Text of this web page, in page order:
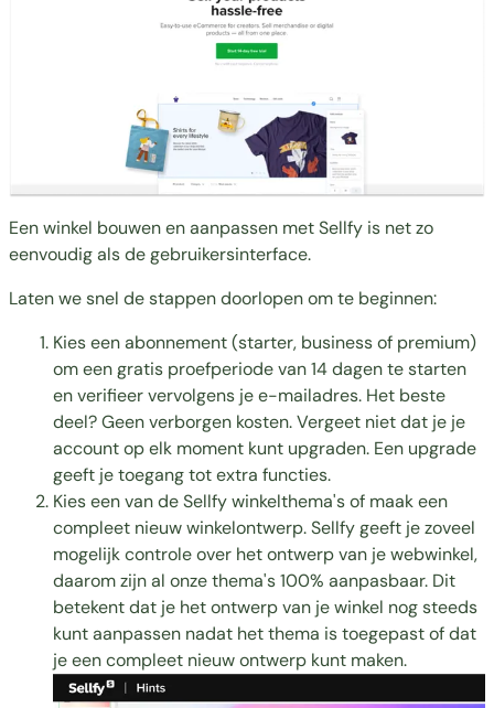
Een winkel bouwen en aanpassen met Sellfy is net zo
eenvoudig als de gebruikersinterface.
Laten we snel de stappen doorlopen om te beginnen:
Kieseen abonnement(starter, business of premium)
om een gratis proefperiode van 14 dagen te starten
en verifieer vervolgens je e-mailadres. Het beste
deel? Geen verborgen kosten. Vergeet niet dat je je
account op elk moment kunt upgraden. Een upgrade
geeft je toegang tot extra functies.
Kies een van de Sellfy winkelthema's of maak een
compleet nieuw winkelontwerp. Sellfy geeft je zoveel
mogelijk controle over het ontwerp van je webwinkel,
daarom zijn al onze thema's 100% aanpasbaar. Dit
betekent dat je het ontwerp van je winkel nog steeds
kunt aanpassen nadat het thema is toegepast of dat
je een compleet nieuw ontwerp kunt maken.